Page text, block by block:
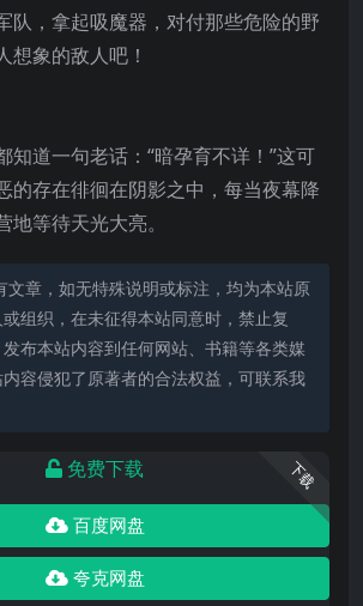
队，拿起吸魔器，对付那些危险的野
想象的敌人吧！
知道一句老话：“暗孕育不详！”这可
的存在徘徊在阴影之中，每当夜幕降
等待天光大亮。
文章，如无特殊说明或标注，均为本站原
组织，在未征得本站同意时，禁止复
布本站内容到任何网站、书籍等各类媒
容侵犯了原著者的合法权益，可联系我
下载
免费下载
百度网盘
夸克网盘